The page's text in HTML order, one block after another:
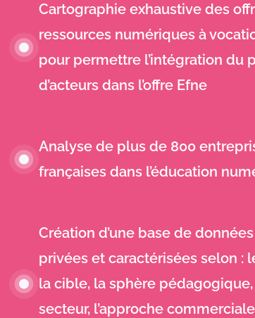
Cartographie exhaustive des
ressources numériques à
pour permettre l’intégration du
d’acteurs dans l’offre Efne
Analyse de plus de 800
françaises dans l’éducation
Création d’une base de
privées et caractérisées selon :
la cible, la sphère
secteur, l’approche